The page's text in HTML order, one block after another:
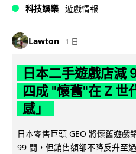
科技娛樂 遊戲情報
Lawton 1 日
日本二手遊戲店減
四成 "懷舊"在 Z 世
感」
日本零售巨頭 GEO 將懷舊遊戲
99 間，但銷售額卻不降反升至